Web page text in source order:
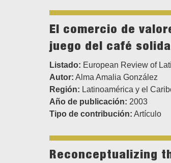
El comercio de
juego del café
Listado: European Review of
Autor: Alma Amalia González
Región: Latinoamérica y el
Año de publicación: 2003
Tipo de contribución: Artículo
Reconceptualizing